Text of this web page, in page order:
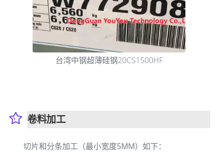
台湾中钢超薄硅钢20CS1500HF
卷料加工
切片和分条加工（最小宽度5MM）如下：